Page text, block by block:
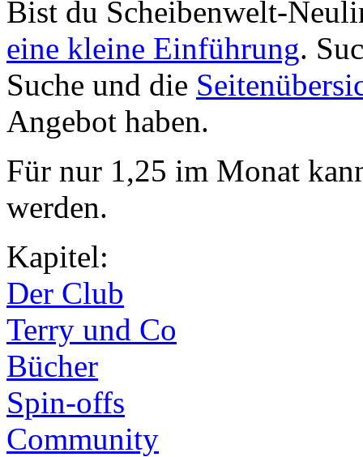
Bist du Scheibenwelt-
eine kleine Einführung.
Suche und die
Angebot haben.
Für nur 1,25 im Monat
werden.
Kapitel:
Der Club
Terry und Co
Bücher
Spin-offs
Community